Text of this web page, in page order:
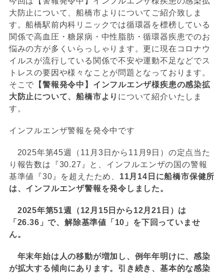
大防止について、船橋市よりについてご紹介致しま
す。船橋駅前内科リニックでは循環器を標榜している
関係で高血圧・糖尿病・中性脂肪・循環器疾患でのお
悩みの方が多くいらっしゃります。更に現在コロナウ
イルスが流行している関係で不安や運動不足などでス
トレスの要因や様々なことが問題となっております。
そこで 【警報発令中】インフルエンザ様疾患の感染拡
大防止について、船橋市より について紹介いたしま
す。
インフルエンザ警報を発令中です
2025年第45週（11月3日から11月9日）の定点当た
り報告数は『30.27』と、インフルエンザの国の警報
基準値『30』を超えたため、 11月14日に船橋市保健所
は、インフルエンザ警報を発令しました。
2025年第51週（12月15日から12月21日）は
「26.36」で、解除基準値「10」を下回っていませ
ん。
年末年始は人の移動が増加し、例年年明けに、感染
が拡大する傾向にあります。引き続き、基本的な感染